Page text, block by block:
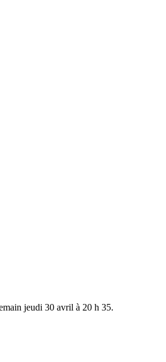
jeudi 30 avril à 20 h 35.